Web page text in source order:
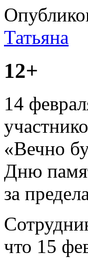
Татьяна
12+
14
«Вечно
Дню
за
что 15